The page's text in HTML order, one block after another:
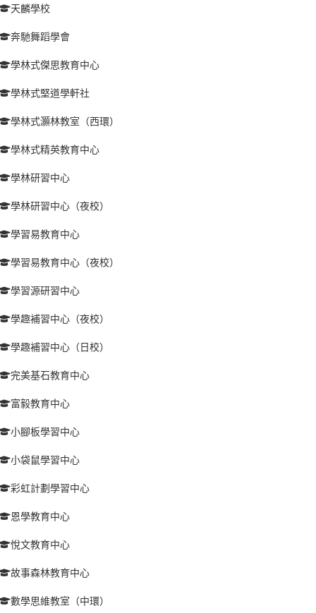
天麟學校
奔馳舞蹈學會
學林式傑思教育中心
學林式堅道學軒社
學林式灝林教室（西環）
學林式精英教育中心
學林研習中心
學林研習中心（夜校）
學習易教育中心
學習易教育中心（夜校）
學習源研習中心
學趣補習中心（夜校）
學趣補習中心（日校）
完美基石教育中心
富毅教育中心
小腳板學習中心
小袋鼠學習中心
彩虹計劃學習中心
恩學教育中心
悅文教育中心
故事森林教育中心
數學思維教室（中環）